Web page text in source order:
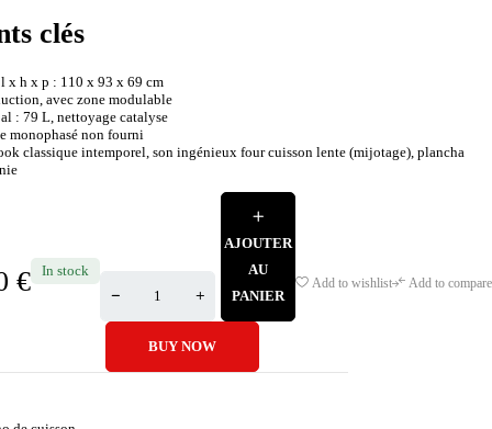
clés
x h x p : 110 x 93 x 69 cm
avec zone modulable
: 79 L, nettoyage catalyse
monophasé non fourni
classique intemporel, son ingénieux four cuisson lente (mijotage), plancha
€ In stock
AJOUTER
AU
PANIER
BUY NOW
Add to wishlist Add to compare